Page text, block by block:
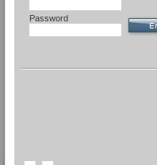
Password